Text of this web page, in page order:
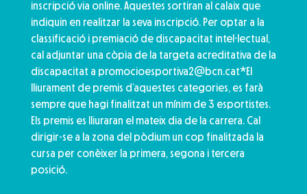
inscripció via online. Aquestes sortiran al calaix que
indiquin en realitzar la seva inscripció. Per optar a la
classificació i premiació de discapacitat intel·lectual,
cal adjuntar una còpia de la targeta acreditativa de la
discapacitat a promocioesportiva2@bcn.cat*El
lliurament de premis d’aquestes categories, es farà
sempre que hagi finalitzat un mínim de 3 esportistes.
Els premis es lliuraran el mateix dia de la carrera. Cal
dirigir-se a la zona del pòdium un cop finalitzada la
cursa per conèixer la primera, segona i tercera
posició.